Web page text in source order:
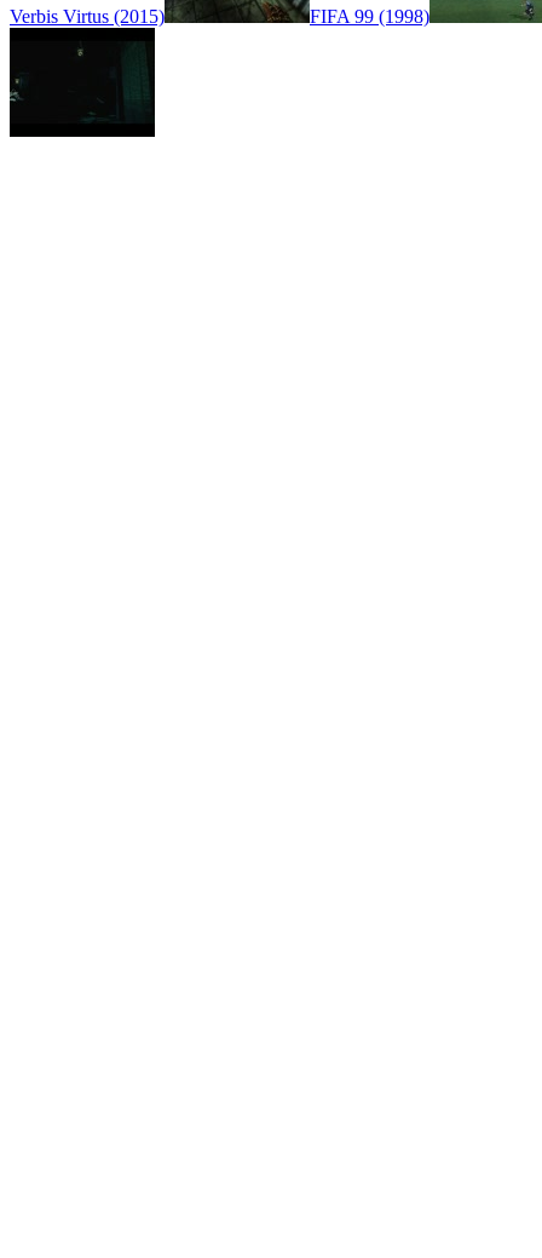
Verbis Virtus (2015) FIFA 99 (1998)